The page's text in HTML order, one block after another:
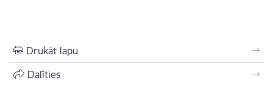
Drukāt lapu
Dalīties